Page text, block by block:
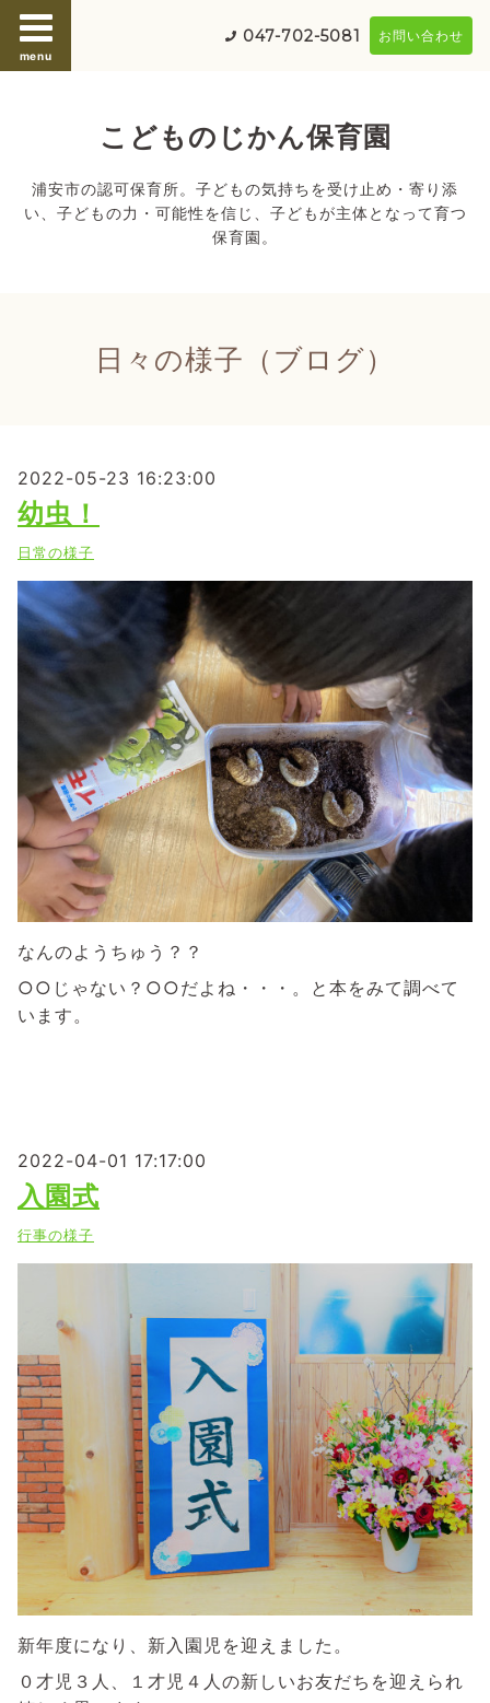
menu
047-702-5081 お問い合わせ
こどものじかん保育園
浦安市の認可保育所。子どもの気持ちを受け止め・寄り添
い、子どもの力・可能性を信じ、子どもが主体となって育つ
保育園。
日々の様子（ブログ）
2022-05-23 16:23:00
幼虫！
日常の様子
なんのようちゅう？？
○○じゃない？○○だよね・・・。と本をみて調べて
います。
2022-04-01 17:17:00
入園式
行事の様子
新年度になり、新入園児を迎えました。
０才児３人、１才児４人の新しいお友だちを迎えられ